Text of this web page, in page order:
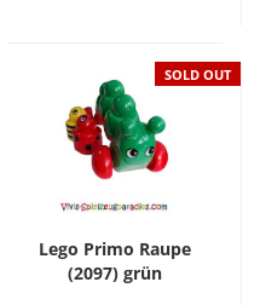
SOLD OUT
Lego Primo Raupe
(2097) grün